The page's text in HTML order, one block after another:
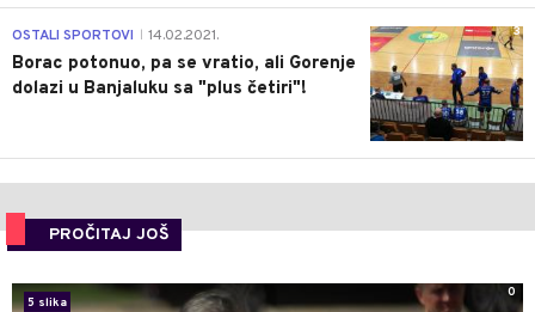
3
OSTALI SPORTOVI 14.02.2021.
Borac potonuo, pa se vratio, ali Gorenje
dolazi u Banjaluku sa "plus četiri"!
PROČITAJ JOŠ
5 slika
0